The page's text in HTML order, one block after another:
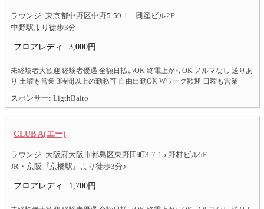
ラウンジ- 東京都中野区中野5-59-1 興産ビル2F
中野駅より徒歩3分
フロアレディ 3,000円
未経験者大歓迎 経験者優遇 全額日払いOK 終電上がりOK ノルマなし 送りあ
り 土曜も営業 3時間以上の勤務可 自由出勤OK Wワーク歓迎 日曜も営業
スポンサー: LigthBaito
CLUB A(エー)
ラウンジ- 大阪府大阪市都島区東野田町3-7-15 野村ビル5F
JR・京阪『京橋駅』より徒歩3分♪
フロアレディ 1,700円